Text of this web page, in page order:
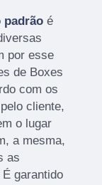
padrão é
por esse
de Boxes
com os
cliente,
o lugar
a mesma,
as
garantido